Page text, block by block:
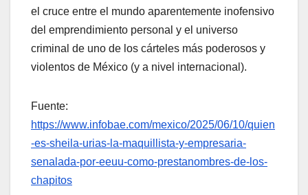
el cruce entre el mundo aparentemente inofensivo
del emprendimiento personal y el universo
criminal de uno de los cárteles más poderosos y
violentos de México (y a nivel internacional).
Fuente:
https://www.infobae.com/mexico/2025/06/10/quien
-es-sheila-urias-la-maquillista-y-empresaria-
senalada-por-eeuu-como-prestanombres-de-los-
chapitos